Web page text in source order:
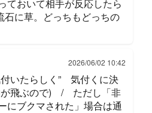
ておいて相手が反応したら
石に草。どっちもどっちの
2026/06/02 10:42
いたらしく” 気付くに決
が飛ぶので) / ただし「非
にブクマされた」場合は通